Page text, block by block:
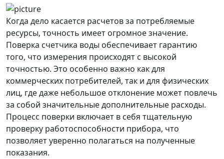
Когда дело касается расчетов за потребляемые
ресурсы, точность имеет огромное значение.
Поверка счетчика воды обеспечивает гарантию
того, что измерения происходят с высокой
точностью. Это особенно важно как для
коммерческих потребителей, так и для физических
лиц, где даже небольшое отклонение может повлечь
за собой значительные дополнительные расходы.
Процесс поверки включает в себя тщательную
проверку работоспособности прибора, что
позволяет уверенно полагаться на полученные
показания.